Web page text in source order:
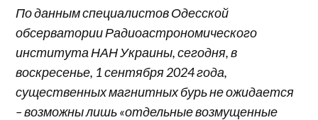
По данным специалистов Одесской
обсерватории Радиоастрономического
института НАН Украины, сегодня, в
воскресенье, 1 сентября 2024 года,
существенных магнитных бурь не ожидается
– возможны лишь «отдельные возмущенные